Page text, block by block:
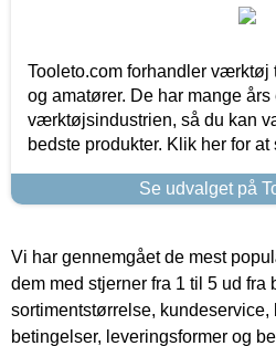
Tooleto.com forhandler værktøj
og amatører. De har mange
værktøjsindustrien, så du kan
bedste produkter. Klik her for
Se udvalget på
Vi har gennemgået de mest
dem med stjerner fra 1 til 5 ud fra
sortimentstørrelse, kundeservice,
betingelser, leveringsformer og